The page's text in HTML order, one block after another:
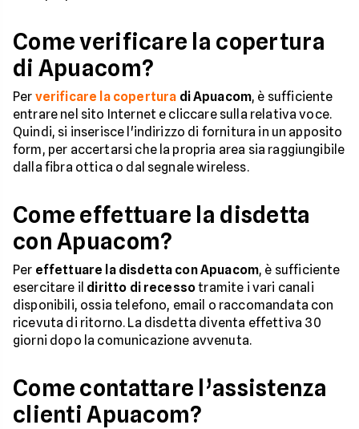
Come verificare la copertura
di Apuacom?
Per verificare la copertura di Apuacom, è sufficiente
entrare nel sito Internet e cliccare sulla relativa voce.
Quindi, si inserisce l'indirizzo di fornitura in un apposito
form, per accertarsi che la propria area sia raggiungibile
dalla fibra ottica o dal segnale wireless.
Come effettuare la disdetta
con Apuacom?
Per effettuare la disdetta con Apuacom, è sufficiente
esercitare il diritto di recessotramite i vari canali
disponibili, ossia telefono, email o raccomandata con
ricevuta di ritorno. La disdetta diventa effettiva 30
giorni dopo la comunicazione avvenuta.
Come contattare l’assistenza
clienti Apuacom?